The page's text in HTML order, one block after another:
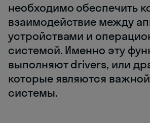
необходимо обеспечить
взаимодействие между
устройствами и
системой. Именно эту
выполняют drivers, или
которые являются
системы.